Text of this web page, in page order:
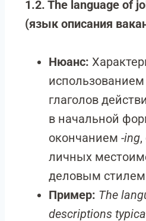
1.2. The language of
(язык описания
Нюанс:
глаголов
в начальной
окончанием -ing
личных
деловым
Пример: The
descriptions